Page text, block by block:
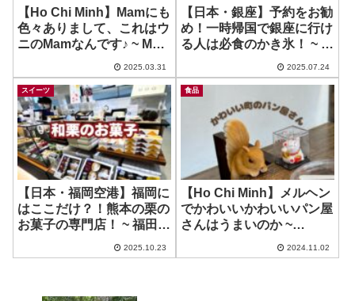
【Ho Chi Minh】Mamにも
色々ありまして、これはウ
ニのMamなんです♪ ~ Mam
2025.03.31
【日本・銀座】予約をお勧
め！一時帰国で銀座に行け
る人は必食のかき氷！ ~ 氷
2025.07.24
スイーツ
【日本・福岡空港】福岡に
はここだけ？！熊本の栗の
お菓子の専門店！ ~ 福田屋
2025.10.23
食品
【Ho Chi Minh】メルヘン
でかわいいかわいいパン屋
さんはうまいのか ~
2024.11.02